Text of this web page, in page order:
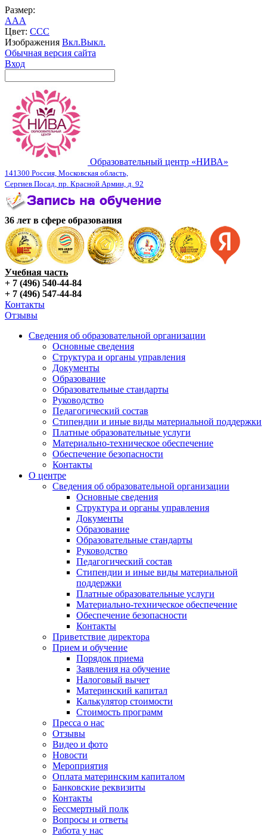
Размер:
AAA
Цвет: CCC
Изображения Вкл.Выкл.
Обычная версия сайта
Вход
Образовательный центр «НИВА»
141300 Россия, Московская область,
Сергиев Посад, пр. Красной Армии, д. 92
36 лет в сфере образования
Учебная часть
+ 7 (496) 540-44-84
+ 7 (496) 547-44-84
Контакты
Отзывы
Сведения об образовательной организации
Основные сведения
Структура и органы управления
Документы
Образование
Образовательные стандарты
Руководство
Педагогический состав
Стипендии и иные виды материальной поддержки
Платные образовательные услуги
Материально-техническое обеспечение
Обеспечение безопасности
Контакты
О центре
Сведения об образовательной организации
Основные сведения
Структура и органы управления
Документы
Образование
Образовательные стандарты
Руководство
Педагогический состав
Стипендии и иные виды материальной
поддержки
Платные образовательные услуги
Материально-техническое обеспечение
Обеспечение безопасности
Контакты
Приветствие директора
Прием и обучение
Порядок приема
Заявления на обучение
Налоговый вычет
Материнский капитал
Калькулятор стоимости
Стоимость программ
Пресса о нас
Отзывы
Видео и фото
Новости
Мероприятия
Оплата материнским капиталом
Банковские реквизиты
Контакты
Бессмертный полк
Вопросы и ответы
Работа у нас